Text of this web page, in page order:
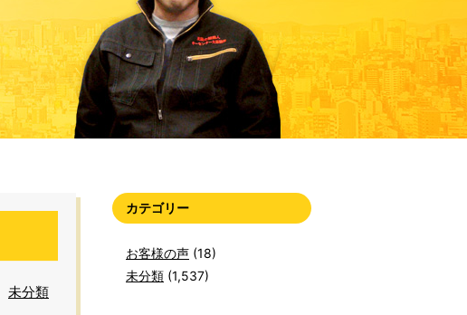
未分類
カテゴリー
お客様の声 (18)
未分類 (1,537)